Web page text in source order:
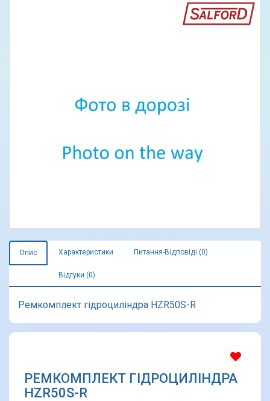
Опис Характеристики Питання-Відповіді (0)
Відгуки (0)
Ремкомплект гідроциліндра HZR50S-R
РЕМКОМПЛЕКТ ГІДРОЦИЛІНДРА
HZR50S-R